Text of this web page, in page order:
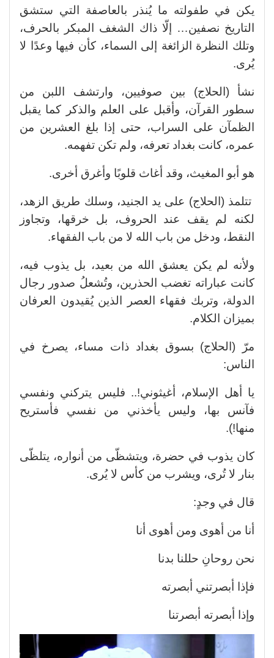
يكن في طفولته ما يُنذر بالعاصفة التي ستشق
التاريخ نصفين… إلّا ذاك الشغف المبكر بالحرف،
وتلك النظرة الزائغة إلى السماء، كأن فيها وعدًا لا
يُرى.
نشأ (الحلاج) بين صوفيين، وارتشف اللبن من
سطور القرآن، وأقبل على العلم والذكر كما يقبل
الظمآن على السراب، حتى إذا بلغ العشرين من
عمره، كانت بغداد تعرفه، ولم تكن تفهمه.
هو أبو المغيث، وقد أغاث قلوبًا وأغرق أخرى.
تتلمذ (الحلاج) على يد الجنيد، وسلك طريق الزهد،
لكنه لم يقف عند الحروف، بل خرقها، وتجاوز
النقط، ودخل من باب الله لا من باب الفقهاء.
ولأنه لم يكن يعشق الله من بعيد، بل يذوب فيه،
كانت عباراته تغضب الحذرين، وتُشعلُ صدور رجال
الدولة، وتربك فقهاء العصر الذين يُقيدون العرفان
بميزان الكلام.
مرّ (الحلاج) بسوق بغداد ذات مساء، يصرخ في
الناس:
يا أهل الإسلام، أغيثوني!.. فليس يتركني ونفسي
فآنس بها، وليس يأخذني من نفسي فأستريح
منها!).
كان يذوب في حضرة، ويتشظّى من أنواره، يتلظّى
بنار لا تُرى، ويشرب من كأس لا يُرى.
قال في وجدٍ:
أنا من أهوى ومن أهوى أنا
نحن روحانِ حللنا بدنا
فإذا أبصرتني أبصرته
وإذا أبصرته أبصرتنا